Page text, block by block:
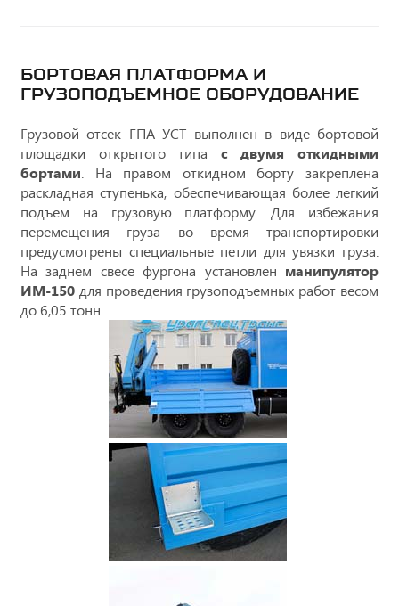
БОРТОВАЯ ПЛАТФОРМА И
ГРУЗОПОДЪЕМНОЕ ОБОРУДОВАНИЕ
Грузовой отсек ГПА УСТ выполнен в виде бортовой
площадки открытого типа с двумя откидными
бортами . На правом откидном борту закреплена
раскладная ступенька, обеспечивающая более легкий
подъем на грузовую платформу. Для избежания
перемещения груза во время транспортировки
предусмотрены специальные петли для увязки груза.
На заднем свесе фургона установлен манипулятор
ИМ-150 для проведения грузоподъемных работ весом
до 6,05 тонн.